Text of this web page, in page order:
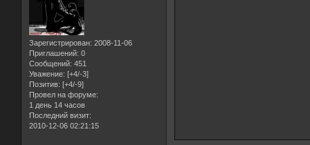
Зарегистрирован: 2008-11-06
Приглашений: 0
Сообщений: 451
Уважение: [+4/-3]
Позитив: [+4/-9]
Провел на форуме:
1 день 14 часов
Последний визит:
2010-12-06 02:21:15